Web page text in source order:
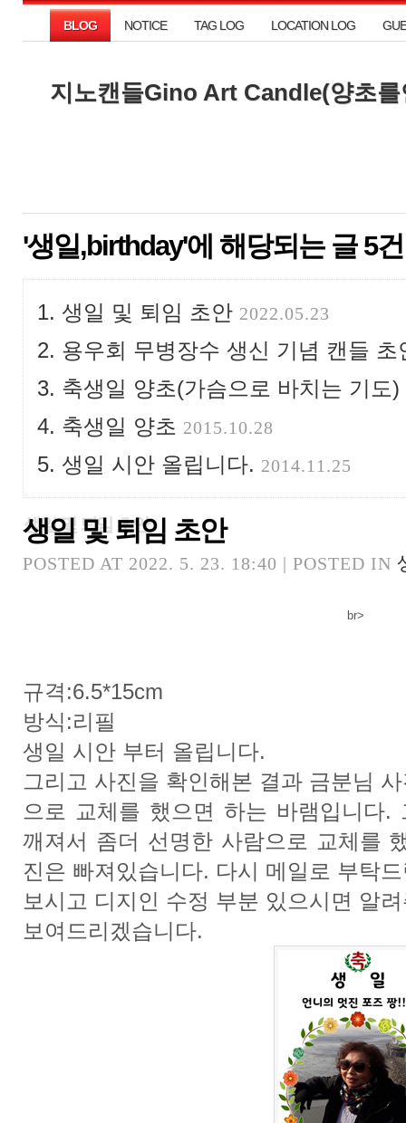
지노캔들Gino Art Candle(양초
지노캔들Gino Art Candle(양초
BLOG
BLOG NOTICE
NOTICE TAG LOG
TAG LOG LOCATION LOG
LOCATION LOG
'생일,birthday'에 해당되는 글 5건
생일 및 퇴임 초안 2022.05.23
용우회 무병장수 생신 기념 캔들
축생일 양초(가슴으로 바치는 기도)
축생일 양초 2015.10.28
생일 시안 올립니다. 2014.11.25
생일 및 퇴임 초안
생일 및 퇴임 초안
POSTED AT 2022. 5. 23. 18:40 | POSTED IN
br>
규격:6.5*15cm
방식:리필
생일 시안 부터 올립니다.
그리고 사진을 확인해본 결과 금분님
으로 교체를 했으면 하는 바램입니다.
깨져서 좀더 선명한 사람으로 교체를
진은 빠져있습니다. 다시 메일로 부탁
보시고 디지인 수정 부분 있으시면 알
보여드리겠습니다.